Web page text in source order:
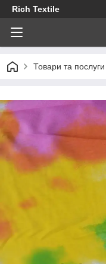
Rich Textile
Товари та послуги